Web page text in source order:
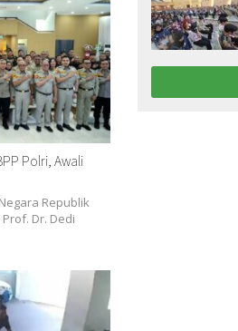
Polri, Awali
Republik
Dr. Dedi